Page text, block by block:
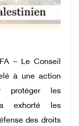
– Le Conseil
à une action
protéger les
exhorté les
des droits